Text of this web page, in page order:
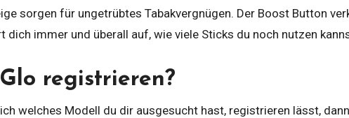
sorgen für ungetrübtes Tabakvergnügen. Der Boost Button
dich immer und überall auf, wie viele Sticks du noch nutzen
registrieren?
welches Modell du dir ausgesucht hast, registrieren lässt,